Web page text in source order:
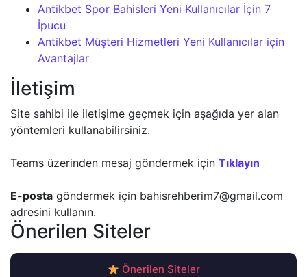
Antikbet Spor Bahisleri Yeni Kullanıcılar İçin 7
İpucu
Antikbet Müşteri Hizmetleri Yeni Kullanıcılar için
Avantajlar
İletişim
Site sahibi ile iletişime geçmek için aşağıda yer alan
yöntemleri kullanabilirsiniz.
Teams üzerinden mesaj göndermek için Tıklayın
E-posta göndermek için bahisrehberim7@gmail.com
adresini kullanın.
Önerilen Siteler
Önerilen Siteler